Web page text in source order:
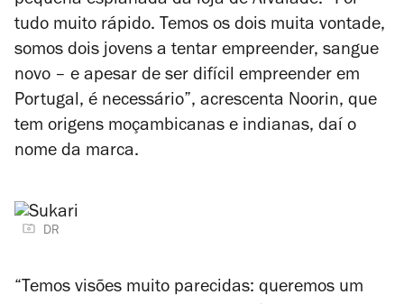
tudo muito rápido. Temos os dois muita vontade,
somos dois jovens a tentar empreender, sangue
novo – e apesar de ser difícil empreender em
Portugal, é necessário”, acrescenta Noorin, que
tem origens moçambicanas e indianas, daí o
nome da marca.
DR
“Temos visões muito parecidas: queremos um